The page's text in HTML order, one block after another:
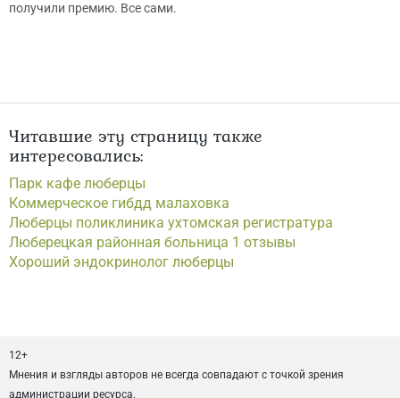
получили премию. Все сами.
Читавшие эту страницу также
интересовались:
Парк кафе люберцы
Коммерческое гибдд малаховка
Люберцы поликлиника ухтомская регистратура
Люберецкая районная больница 1 отзывы
Хороший эндокринолог люберцы
12+
Мнения и взгляды авторов не всегда совпадают с точкой зрения
администрации ресурса.